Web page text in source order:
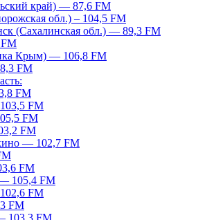
край) — 87,6 FM
обл.) – 104,5 FM
(Сахалинская обл.) — 89,3 FM
Крым) — 106,8 FM
FM
FM
FM
FM
FM
— 102,7 FM
FM
105,4 FM
FM
FM
103,3 FM